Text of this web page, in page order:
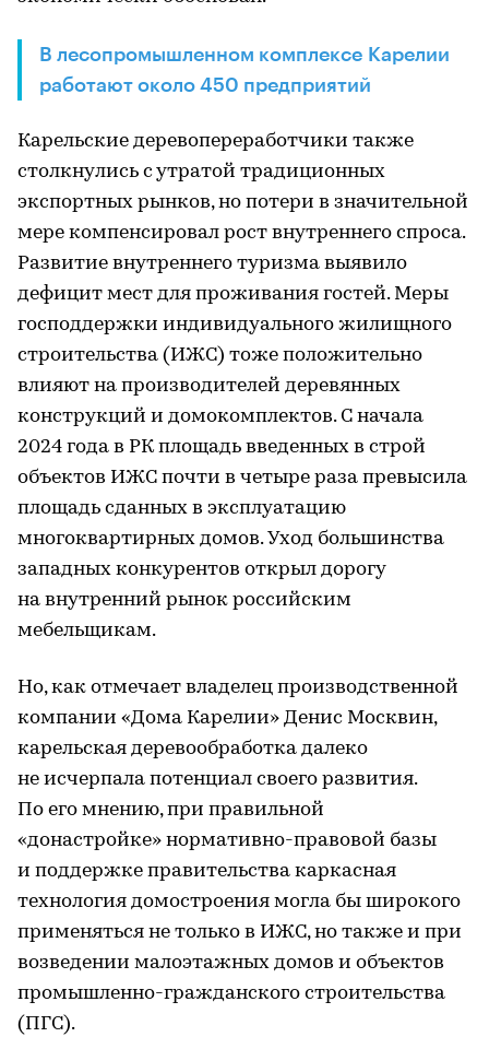
В лесопромышленном комплексе Карелии
работают около 450 предприятий
Карельские деревопереработчики также
столкнулись с утратой традиционных
экспортных рынков, но потери в значительной
мере компенсировал рост внутреннего спроса.
Развитие внутреннего туризма выявило
дефицит мест для проживания гостей. Меры
господдержки индивидуального жилищного
строительства (ИЖС) тоже положительно
влияют на производителей деревянных
конструкций и домокомплектов. С начала
2024 года в РК площадь введенных в строй
объектов ИЖС почти в четыре раза превысила
площадь сданных в эксплуатацию
многоквартирных домов. Уход большинства
западных конкурентов открыл дорогу
на внутренний рынок российским
мебельщикам.
Но, как отмечает владелец производственной
компании «Дома Карелии» Денис Москвин,
карельская деревообработка далеко
не исчерпала потенциал своего развития.
По его мнению, при правильной
«донастройке» нормативно-правовой базы
и поддержке правительства каркасная
технология домостроения могла бы широкого
применяться не только в ИЖС, но также и при
возведении малоэтажных домов и объектов
промышленно-гражданского строительства
(ПГС).